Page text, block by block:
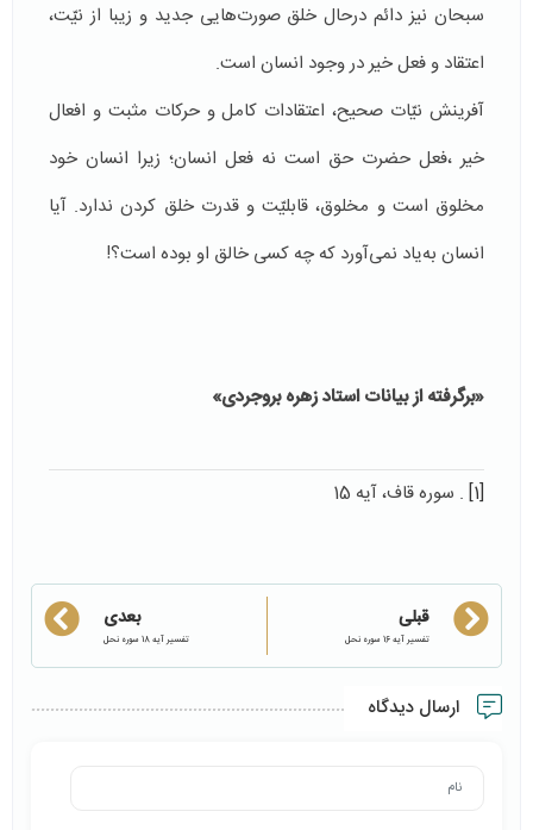
سبحان نیز دائم درحال خلق صورت‌هایی جدید و زیبا از نیّت،
اعتقاد و فعل خیر در وجود انسان است.
آفرینش نیّات صحیح، اعتقادات كامل و حرکات مثبت و افعال
خیر ،فعل حضرت حق است نه فعل انسان؛ زیرا انسان خود
مخلوق است و مخلوق، قابلیّت و قدرت خلق كردن ندارد. آیا
انسان به‌یاد نمی‌آورد که چه کسی خالق او بوده است؟!
«برگرفته از بیانات استاد زهره بروجردی»
[1] . سوره قاف، آیه 15
قبلی
تفسیر آیه 16 سوره نحل
بعدی
تفسیر آیه 18 سوره نحل
ارسال دیدگاه